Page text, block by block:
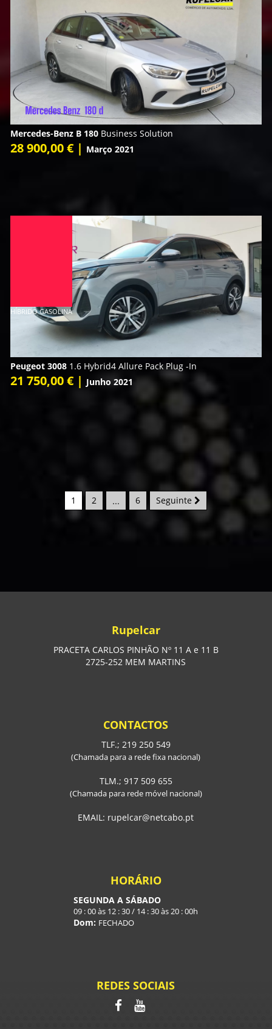
Mercedes-Benz B 180 Business Solution
28 900,00 € | Março 2021
HÍBRIDO GASOLINA
Peugeot 3008 1.6 Hybrid4 Allure Pack Plug -In
21 750,00 € | Junho 2021
1 2 ... 6 Seguinte
Rupelcar
PRACETA CARLOS PINHÃO Nº 11 A e 11 B
2725-252 MEM MARTINS
CONTACTOS
TLF.; 219 250 549
(Chamada para a rede fixa nacional)
TLM.; 917 509 655
(Chamada para rede móvel nacional)
EMAIL: rupelcar@netcabo.pt
HORÁRIO
SEGUNDA A SÁBADO
09 : 00 às 12 : 30 / 14 : 30 às 20 : 00h
Dom: FECHADO
REDES SOCIAIS